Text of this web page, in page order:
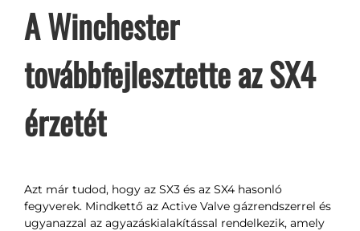
A Winchester
továbbfejlesztette az SX4
érzetét
Azt már tudod, hogy az SX3 és az SX4 hasonló
fegyverek. Mindkettő az Active Valve gázrendszerrel és
ugyanazzal az agyazáskialakítással rendelkezik, amely